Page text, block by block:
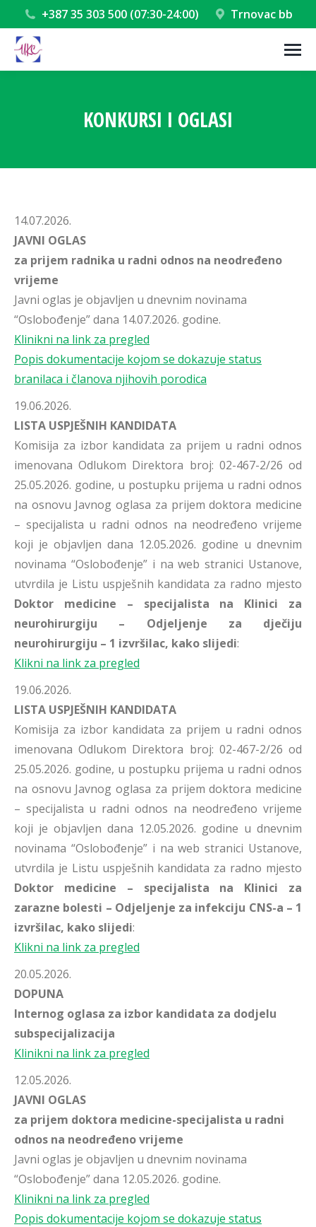
+387 35 303 500 (07:30-24:00) Trnovac bb
KONKURSI I OGLASI
14.07.2026.
JAVNI OGLAS
za prijem radnika u radni odnos na neodređeno
vrijeme
Javni oglas je objavljen u dnevnim novinama
“Oslobođenje” dana 14.07.2026. godine.
Klinikni na link za pregled
Popis dokumentacije kojom se dokazuje status
branilaca i članova njihovih porodica
19.06.2026.
LISTA USPJEŠNIH KANDIDATA
Komisija za izbor kandidata za prijem u radni odnos
imenovana Odlukom Direktora broj: 02-467-2/26 od
25.05.2026. godine, u postupku prijema u radni odnos
na osnovu Javnog oglasa za prijem doktora medicine
– specijalista u radni odnos na neodređeno vrijeme
koji je objavljen dana 12.05.2026. godine u dnevnim
novinama “Oslobođenje” i na web stranici Ustanove,
utvrdila je Listu uspješnih kandidata za radno mjesto
Doktor medicine – specijalista na Klinici za
neurohirurgiju – Odjeljenje za dječiju
neurohirurgiju – 1 izvršilac, kako slijedi:
Klikni na link za pregled
19.06.2026.
LISTA USPJEŠNIH KANDIDATA
Komisija za izbor kandidata za prijem u radni odnos
imenovana Odlukom Direktora broj: 02-467-2/26 od
25.05.2026. godine, u postupku prijema u radni odnos
na osnovu Javnog oglasa za prijem doktora medicine
– specijalista u radni odnos na neodređeno vrijeme
koji je objavljen dana 12.05.2026. godine u dnevnim
novinama “Oslobođenje” i na web stranici Ustanove,
utvrdila je Listu uspješnih kandidata za radno mjesto
Doktor medicine – specijalista na Klinici za
zarazne bolesti – Odjeljenje za infekciju CNS-a – 1
izvršilac, kako slijedi:
Klikni na link za pregled
20.05.2026.
DOPUNA
Internog oglasa za izbor kandidata za dodjelu
subspecijalizacija
Klinikni na link za pregled
12.05.2026.
JAVNI OGLAS
za prijem doktora medicine-specijalista u radni
odnos na neodređeno vrijeme
Javni oglas je objavljen u dnevnim novinama
“Oslobođenje” dana 12.05.2026. godine.
Klinikni na link za pregled
Popis dokumentacije kojom se dokazuje status